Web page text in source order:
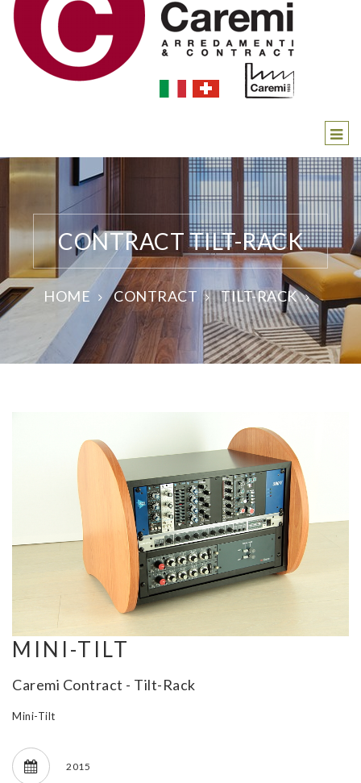
CONTRACT TILT-RACK
HOME CONTRACT TILT-RACK
MINI-TILT
Caremi Contract - Tilt-Rack
Mini-Tilt
2015